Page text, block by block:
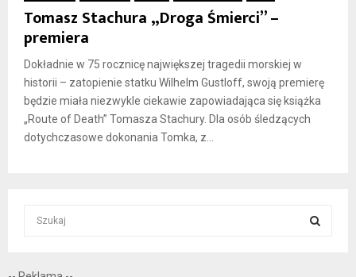
Tomasz Stachura „Droga Śmierci” –
premiera
Dokładnie w 75 rocznicę największej tragedii morskiej w
historii – zatopienie statku Wilhelm Gustloff, swoją premierę
będzie miała niezwykle ciekawie zapowiadająca się książka
„Route of Death” Tomasza Stachury. Dla osób śledzących
dotychczasowe dokonania Tomka, z...